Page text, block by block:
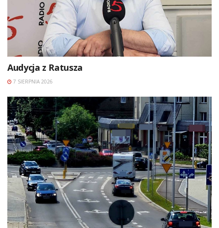
Audycja z Ratusza
7 SIERPNIA 2026